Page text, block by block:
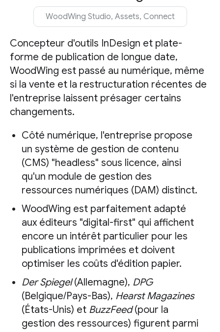
WoodWing Studio, Assets, Connect
Concepteur d'outils InDesign et plate-
forme de publication de longue date,
WoodWing est passé au numérique, même
si la vente et la restructuration récentes de
l'entreprise laissent présager certains
changements.
Côté numérique, l'entreprise propose
un système de gestion de contenu
(CMS) "headless" sous licence, ainsi
qu'un module de gestion des
ressources numériques (DAM) distinct.
WoodWing est parfaitement adapté
aux éditeurs "digital-first" qui affichent
encore un intérêt particulier pour les
publications imprimées et doivent
optimiser les coûts d'édition papier.
Der Spiegel(Allemagne), DPG
(Belgique/Pays-Bas), Hearst Magazines
(États-Unis) et BuzzFeed(pour la
gestion des ressources) figurent parmi